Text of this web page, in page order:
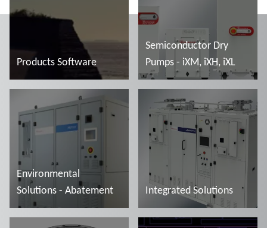
Products Software
Więcej informacji
Semiconductor Dry
Pumps - iXM, iXH, iXL
Environmental
Solutions - Abatement
Więcej informacji
Integrated Solutions
Więcej informacji